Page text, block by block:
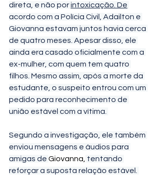
direta, e não por intoxicação. De
acordo com a Polícia Civil, Adailton e
Giovanna estavam juntos havia cerca
de quatro meses. Apesar disso, ele
ainda era casado oficialmente com a
ex-mulher, com quem tem quatro
filhos. Mesmo assim, após a morte da
estudante, o suspeito entrou com um
pedido para reconhecimento de
união estável com a vítima.
Segundo a investigação, ele também
enviou mensagens e áudios para
amigas de Giovanna, tentando
reforçar a suposta relação estável.